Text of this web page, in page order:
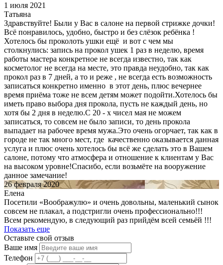
1 июля 2021
Татьяна
Здравствуйте! Были у Вас в салоне на первой стрижке дочки!
Всё понравилось, удобно, быстро и без слёзок ребёнка !
Хотелось бы проколоть ушки ещё и вот с чем мы
столкнулись: запись на прокол ушек 1 раз в неделю, время
работы мастера конкретное не всегда известно, так как
косметолог не всегда на месте, это правда неудобно, так как
прокол раз в 7 дней, а то и реже , не всегда есть возможность
записаться конкретно именно в этот день, плюс вечернее
время приёма тоже не всем детям может подойти.Хотелось бы
иметь право выбора дня прокола, пусть не каждый день, но
хотя бы 2 дня в неделю.С 20 - х чисел мая не можем
записаться, то совсем не было записи, то день прокола
выпадает на рабочее время мужа.Это очень огорчает, так как в
городе не так много мест, где качественно оказывается данная
услуга и плюс очень хотелось бы всё же сделать это в Вашем
салоне, потому что атмосфера и отношение к клиентам у Вас
на высоком уровне!Спасибо, если возьмёте на вооружение
данное замечание!
26 февраля 2020
Елена
Посетили «Воображулю» и очень довольны, маленький сынок
совсем не плакал, а подстригли очень профессионально!!!
Всем рекомендую, в следующий раз прийдём всей семьёй !!!
Показать еще
Оставьте свой отзыв
Ваше имя
Телефон